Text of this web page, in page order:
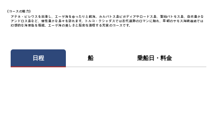
《​コースの魅力》
アテネ・ピレウスを出港し、エーゲ海をゆったりと航海。カルパトス島ピガディアやロードス島、聖地パトモス島、自然豊かな
アンドロス島など、個性豊かな島々を訪れます。トルコ・クシャダスでは古代遺跡のロマンに触れ、早朝のサモス海峡通過では
幻想的な海景色を堪能。エーゲ海の美しさと歴史を満喫する充実のコースです。
日程 船 乗船日・料金